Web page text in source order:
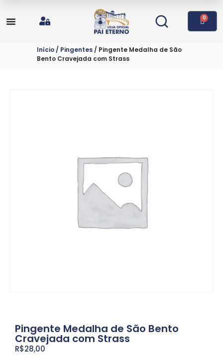
0
Início / Pingentes / Pingente Medalha de São
Bento Cravejada com Strass
Pingente Medalha de São Bento
Cravejada com Strass
R$28,00